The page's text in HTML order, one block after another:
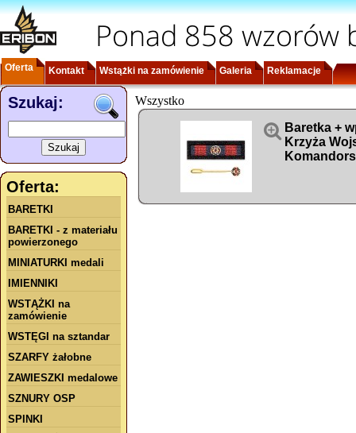
Ponad 858 wzorów
Oferta Kontakt Wstążki na zamówienie Galeria Reklamacje
Szukaj:
Oferta:
BARETKI
BARETKI - z materiału
powierzonego
MINIATURKI medali
IMIENNIKI
WSTĄŻKI na
zamówienie
WSTĘGI na sztandar
SZARFY żałobne
ZAWIESZKI medalowe
SZNURY OSP
SPINKI
Wszystko
 Baretka +
Krzyża